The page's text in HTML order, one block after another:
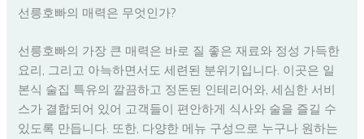
선릉호빠의 매력은 무엇인가?
선릉호빠의 가장 큰 매력은 바로 질 좋은 재료와 정성 가득한
요리, 그리고 아늑하면서도 세련된 분위기입니다. 이곳은 일
본식 술집 특유의 깔끔하고 정돈된 인테리어와, 세심한 서비
스가 결합되어 있어 고객들이 편안하게 식사와 술을 즐길 수
있도록 만듭니다. 또한, 다양한 메뉴 구성으로 누구나 원하는